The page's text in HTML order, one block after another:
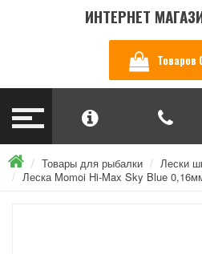
ИНТЕРНЕТ
Товаров
Товары для рыбалки
Лески
Леска Momoi Hi-Max Sky Blue